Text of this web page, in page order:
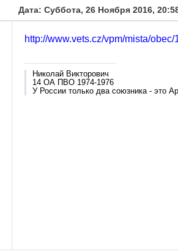
Дата: Суббота, 26 Ноября 2016,
http://www.vets.cz/vpm/mista/
Николай Викторович
14 ОА ПВО 1974-1976
У России только два союзника - это